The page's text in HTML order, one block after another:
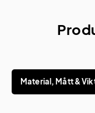
Material, Mått &